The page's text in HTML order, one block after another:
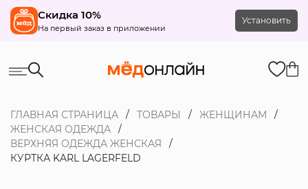
Скидка 10%
На первый заказ в приложении
Установить
ГЛАВНАЯ СТРАНИЦА ТОВАРЫ
ЖЕНЩИНАМ
ЖЕНСКАЯ ОДЕЖДА
ВЕРХНЯЯ ОДЕЖДА ЖЕНСКАЯ
КУРТКА KARL LAGERFELD